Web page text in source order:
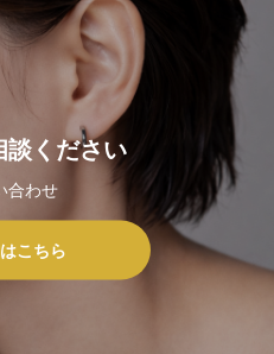
談ください
合わせ
こちら